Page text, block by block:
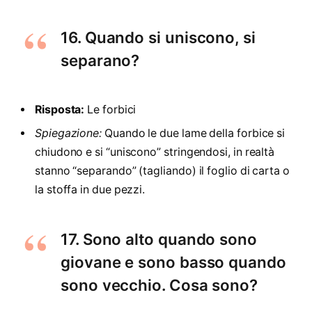
16. Quando si uniscono, si
separano?
Risposta: Le forbici
Spiegazione: Quando le due lame della forbice si
chiudono e si “uniscono” stringendosi, in realtà
stanno “separando” (tagliando) il foglio di carta o
la stoffa in due pezzi.
17. Sono alto quando sono
giovane e sono basso quando
sono vecchio. Cosa sono?